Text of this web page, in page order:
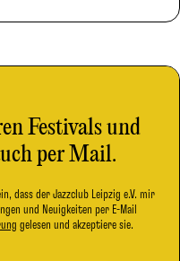
Festivals und
per Mail.
dass der Jazzclub Leipzig e.V. mir
und Neuigkeiten per E-Mail
gelesen und akzeptiere sie.